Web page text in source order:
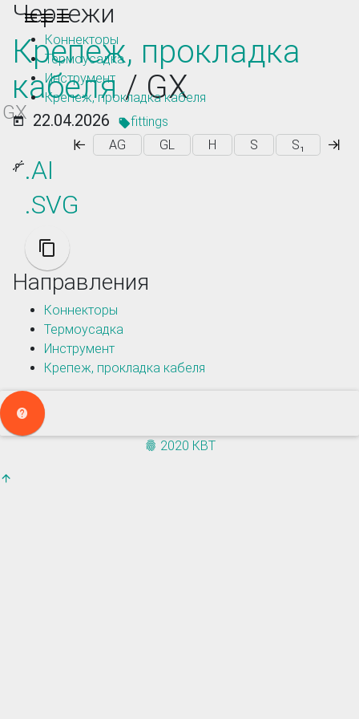
Toggle navigation
Коннекторы
Термоусадка
Инструмент
Крепеж, прокладка кабеля
Чертежи
Крепеж, прокладка
кабеля/ GX
GX 22.04.2026
fittings
AG
GL H S S₁
.AI
.SVG
Направления
Коннекторы
Термоусадка
Инструмент
Крепеж, прокладка кабеля
2020 КВТ